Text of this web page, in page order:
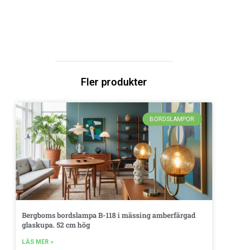
Fler produkter
BORDSLAMPOR
Bergboms bordslampa B-118 i mässing amberfärgad
glaskupa. 52 cm hög
LÄS MER »